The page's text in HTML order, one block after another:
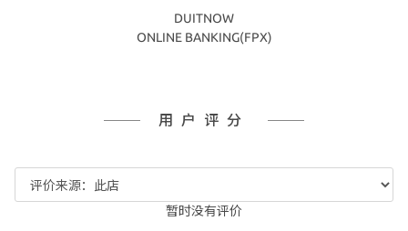
DUITNOW
ONLINE BANKING(FPX)
用户评分
暂时没有评价